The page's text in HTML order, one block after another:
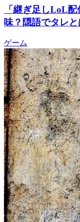
「継ぎ足しLoL
味？隠語でタレと
ゲーム